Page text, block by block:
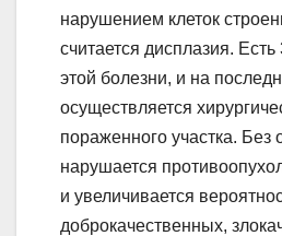
нарушением клеток
считается дисплазия.
этой болезни, и на
осуществляется
пораженного участка. Без
нарушается
и увеличивается
доброкачественных,